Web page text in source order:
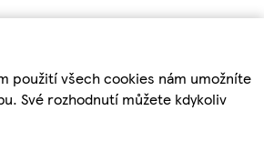
použití všech cookies nám umožníte
Své rozhodnutí můžete kdykoliv